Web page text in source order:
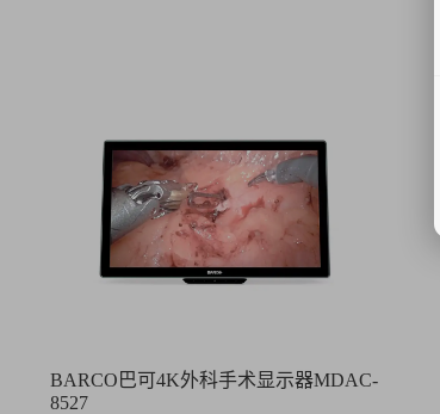
BARCO巴可4K外科手术显示器MDAC-
8527